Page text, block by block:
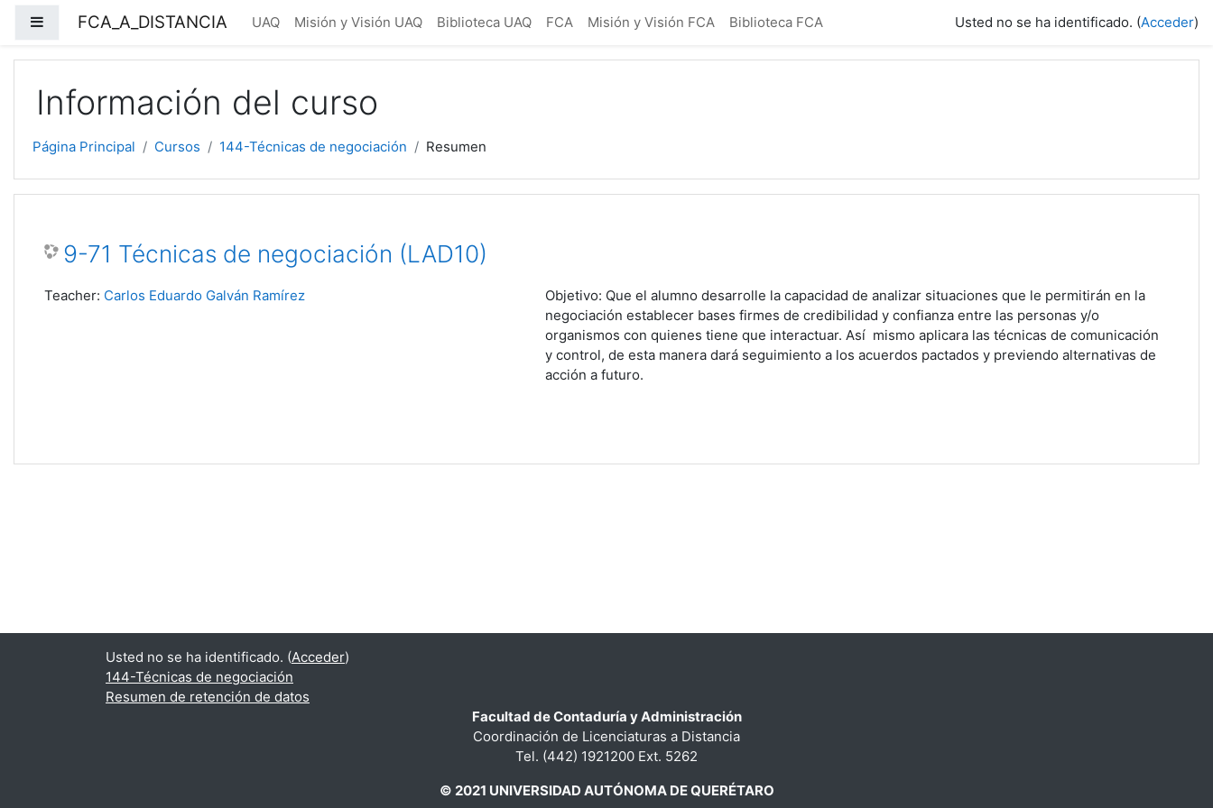
Panel lateral
FCA_A_DISTANCIA UAQ Misión y Visión UAQ Biblioteca UAQ FCA Misión y Visión FCA Biblioteca FCA Usted no se ha identificado. (Acceder)
Información del curso
Página Principal Cursos 144-Técnicas de negociación Resumen
9-71 Técnicas de negociación (LAD10)
Objetivo: Que el alumno desarrolle la capacidad de analizar situaciones que le permitirán en la
negociación establecer bases firmes de credibilidad y confianza entre las personas y/o
organismos con quienes tiene que interactuar. Así mismo aplicara las técnicas de comunicación
y control, de esta manera dará seguimiento a los acuerdos pactados y previendo alternativas de
acción a futuro.
Teacher: Carlos Eduardo Galván Ramírez
Usted no se ha identificado. (Acceder)
144-Técnicas de negociación
Resumen de retención de datos
Facultad de Contaduría y Administración
Coordinación de Licenciaturas a Distancia
Tel. (442) 1921200 Ext. 5262
© 2021 UNIVERSIDAD AUTÓNOMA DE QUERÉTARO